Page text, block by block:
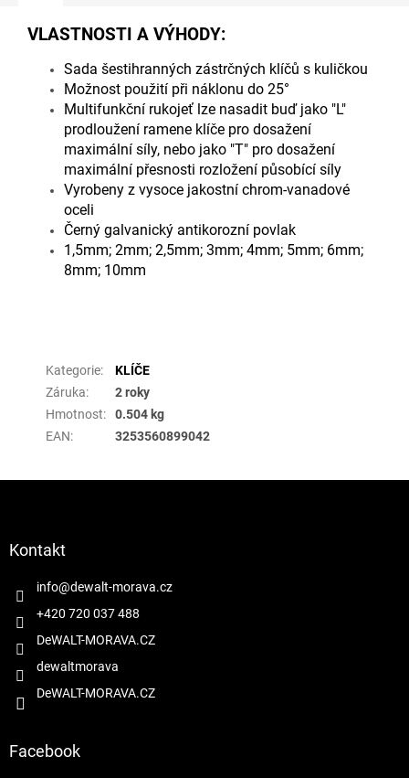
VLASTNOSTI A VÝHODY:
Sada šestihranných zástrčných klíčů s kuličkou
Možnost použití při náklonu do 25°
Multifunkční rukojeť lze nasadit buď jako "L"
prodloužení ramene klíče pro dosažení
maximální síly, nebo jako "T" pro dosažení
maximální přesnosti rozložení působící síly
Vyrobeny z vysoce jakostní chrom-vanadové
oceli
Černý galvanický antikorozní povlak
1,5mm; 2mm; 2,5mm; 3mm; 4mm; 5mm; 6mm;
8mm; 10mm
Kategorie:
KLÍČE
Záruka:
2 roky
Hmotnost:
0.504 kg
EAN: 3253560899042
Kontakt
info@dewalt-morava.cz
+420 720 037 488
DeWALT-MORAVA.CZ
dewaltmorava
DeWALT-MORAVA.CZ
Facebook